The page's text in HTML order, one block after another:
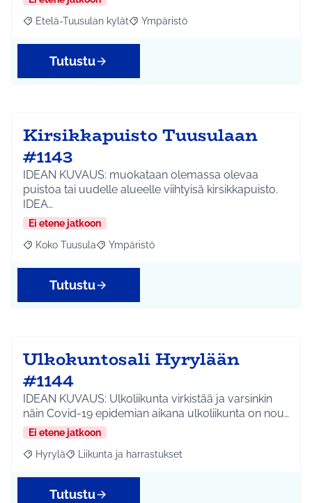
Rajaa tulokset aihepiirin mukaan: Etelä-Tuusulan kylät
Etelä-Tuusulan kylät Rajaa tulokset teeman mukaan:
Ympäristö
Tutustu
Kirsikkapuisto Tuusulaan
#1143
IDEAN KUVAUS: muokataan olemassa olevaa
puistoa tai uudelle alueelle viihtyisä kirsikkapuisto.
IDEA…
Ei etene jatkoon
Rajaa tulokset aihepiirin mukaan: Koko Tuusula
Koko Tuusula Rajaa tulokset teeman mukaan: Ympäristö
Ympäristö
Tutustu
Ulkokuntosali Hyrylään
#1144
IDEAN KUVAUS: Ulkoliikunta virkistää ja varsinkin
näin Covid-19 epidemian aikana ulkoliikunta on nou…
Ei etene jatkoon
Rajaa tulokset aihepiirin mukaan: Hyrylä
Hyrylä Rajaa tulokset teeman mukaan: Liikunta ja
Liikunta ja harrastukset
Tutustu